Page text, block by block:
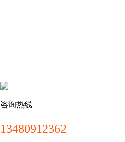
咨询热线
13480912362